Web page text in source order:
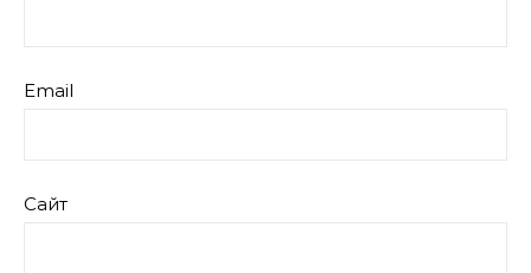
Email
Сайт